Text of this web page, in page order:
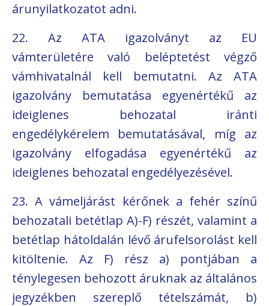
árunyilatkozatot adni.
22. Az ATA igazolványt az EU
vámterületére való beléptetést végző
vámhivatalnál kell bemutatni. Az ATA
igazolvány bemutatása egyenértékű az
ideiglenes behozatal iránti
engedélykérelem bemutatásával, míg az
igazolvány elfogadása egyenértékű az
ideiglenes behozatal engedélyezésével.
23. A vámeljárást kérőnek a fehér színű
behozatali betétlap A)-F) részét, valamint a
betétlap hátoldalán lévő árufelsorolást kell
kitöltenie. Az F) rész a) pontjában a
ténylegesen behozott áruknak az általános
jegyzékben szereplő tételszámát, b)